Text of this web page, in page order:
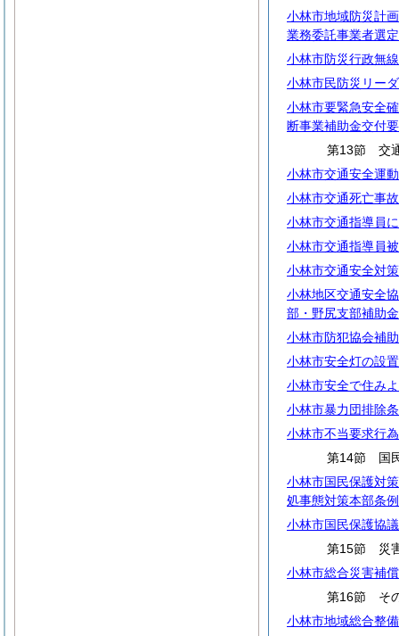
小林市地域防災計
業務委託事業者選
小林市防災行政無
小林市民防災リー
小林市要緊急安全
断事業補助金交付
第13節 交
小林市交通安全運
小林市交通死亡事
小林市交通指導員
小林市交通指導員
小林市交通安全対
小林地区交通安全
部・野尻支部補助
小林市防犯協会補
小林市安全灯の設
小林市安全で住み
小林市暴力団排除
小林市不当要求行
第14節 国
小林市国民保護対
処事態対策本部条例
小林市国民保護協
第15節 災
小林市総合災害補
第16節 そ
小林市地域総合整